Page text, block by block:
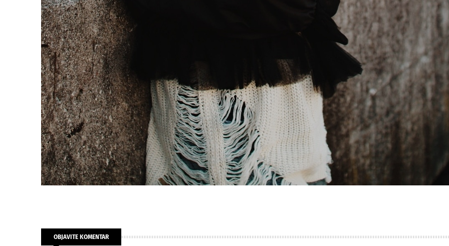
OBJAVITE KOMENTAR